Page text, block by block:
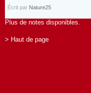
Écrit par Nature25
Plus de notes disponibles.
> Haut de page